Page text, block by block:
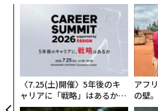
〈7.25(土)開催〉5年後のキ
ャリアに「戦略」はあるか。
トップエグゼクティブのキャ
アフ
の壁
た「